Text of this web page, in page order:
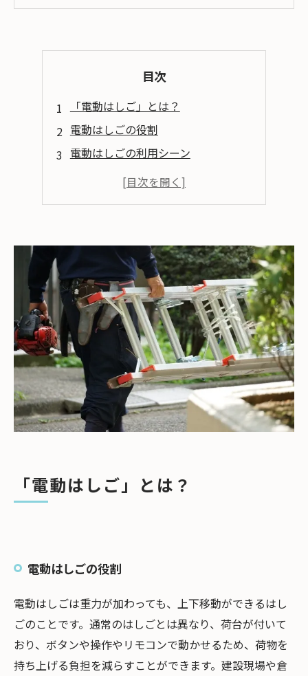
目次
「電動はしご」とは？
電動はしごの役割
電動はしごの利用シーン
電動はしごのメリット
まとめ
「電動はしご」とは？
電動はしごの役割
電動はしごは重力が加わっても、上下移動ができるはし
ごのことです。通常のはしごとは異なり、荷台が付いて
おり、ボタンや操作やリモコンで動かせるため、荷物を
持ち上げる負担を減らすことができます。建設現場や倉